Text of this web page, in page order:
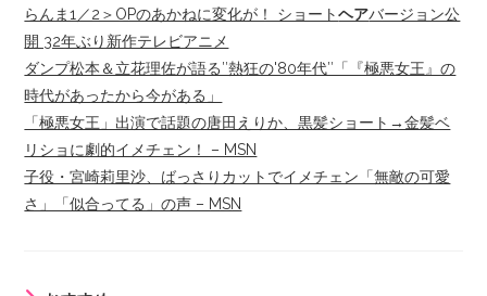
らんま1／2＞OPのあかねに変化が！ ショートヘアバージョン公
開 32年ぶり新作テレビアニメ
ダンプ松本＆立花理佐が語る″熱狂の'80年代″「『極悪女王』の
時代があったから今がある」
「極悪女王」出演で話題の唐田えりか、黒髪ショート→金髪ベ
リショに劇的イメチェン！ – MSN
子役・宮崎莉里沙、ばっさりカットでイメチェン「無敵の可愛
さ」「似合ってる」の声 – MSN